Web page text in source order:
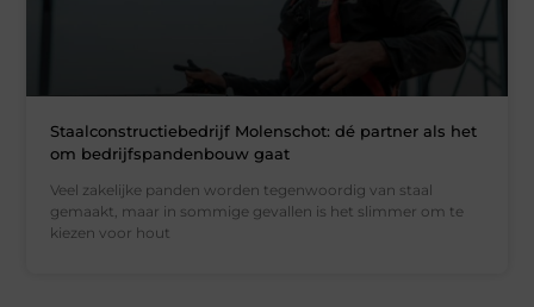
Staalconstructiebedrijf Molenschot: dé partner als het
om bedrijfspandenbouw gaat
Veel zakelijke panden worden tegenwoordig van staal
gemaakt, maar in sommige gevallen is het slimmer om te
kiezen voor hout